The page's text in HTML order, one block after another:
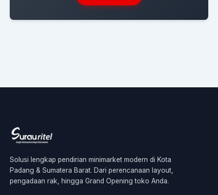
Solusi lengkap pendirian minimarket modern di Kota
Padang & Sumatera Barat. Dari perencanaan layout,
pengadaan rak, hingga Grand Opening toko Anda.